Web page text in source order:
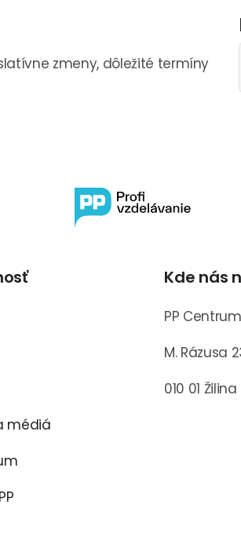
zmeny, dôležité termíny
médiá
Kde nás
PP Centrum
M. Rázusa
010 01 Žilina